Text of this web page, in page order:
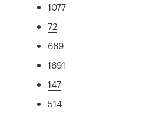
1077
72
669
1691
147
514